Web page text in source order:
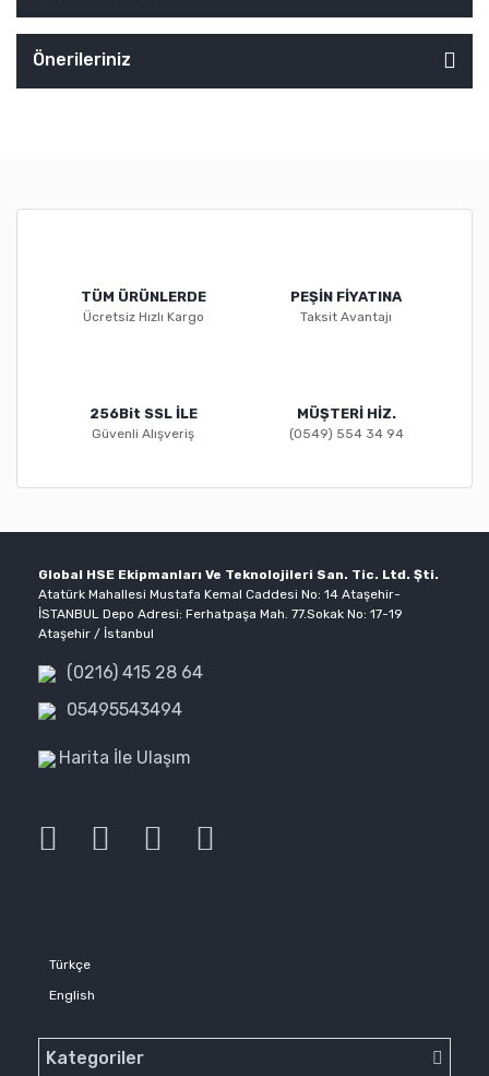
Önerileriniz
TÜM ÜRÜNLERDE
Ücretsiz Hızlı Kargo
PEŞİN FİYATINA
Taksit Avantajı
256Bit SSL İLE
Güvenli Alışveriş
MÜŞTERİ HİZ.
(0549) 554 34 94
Global HSE Ekipmanları Ve Teknolojileri San. Tic. Ltd. Şti.
Atatürk Mahallesi Mustafa Kemal Caddesi No: 14 Ataşehir-
İSTANBUL Depo Adresi: Ferhatpaşa Mah. 77.Sokak No: 17-19
Ataşehir / İstanbul
(0216) 415 28 64
05495543494
Harita İle Ulaşım
Türkçe
English
Kategoriler